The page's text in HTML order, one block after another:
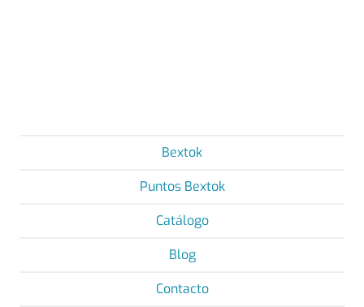
Bextok
Puntos Bextok
Catálogo
Blog
Contacto